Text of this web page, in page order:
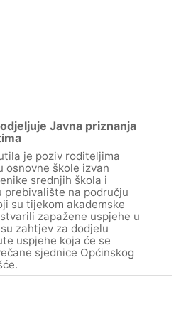
Javna priznanja
je poziv roditeljima
osnovne škole izvan
srednjih škola i
prebivalište na području
su tijekom akademske
zapažene uspjehe u
zahtjev za dodjelu
uspjehe koja će se
sjednice Općinskog